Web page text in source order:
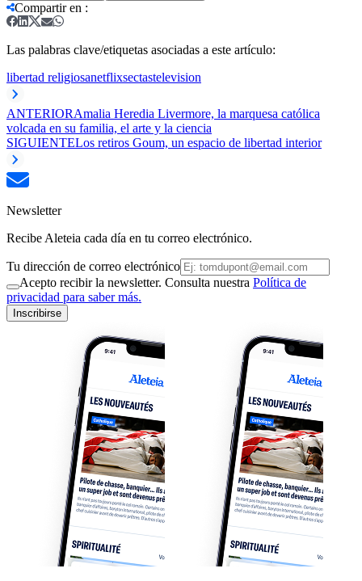
Compartir en :
Las palabras clave/etiquetas asociadas a este artículo:
libertad religiosanetflixsectastelevision
ANTERIORAmalia Heredia Livermore, la marquesa católica
volcada en su familia, el arte y la ciencia
SIGUIENTELos retiros Goum, un espacio de libertad interior
Newsletter
Recibe Aleteia cada día en tu correo electrónico.
Tu dirección de correo electrónico
Acepto recibir la newsletter. Consulta nuestra Política de
privacidad para saber más.
Inscribirse